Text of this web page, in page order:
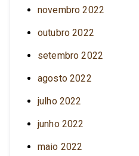
novembro 2022
outubro 2022
setembro 2022
agosto 2022
julho 2022
junho 2022
maio 2022